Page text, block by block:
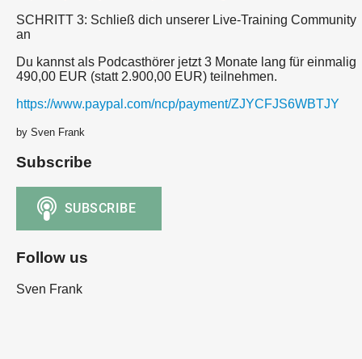
SCHRITT 3: Schließ dich unserer Live-Training Community
an
Du kannst als Podcasthörer jetzt 3 Monate lang für einmalig
490,00 EUR (statt 2.900,00 EUR) teilnehmen.
https://www.paypal.com/ncp/payment/ZJYCFJS6WBTJY
by Sven Frank
Subscribe
Follow us
Sven Frank